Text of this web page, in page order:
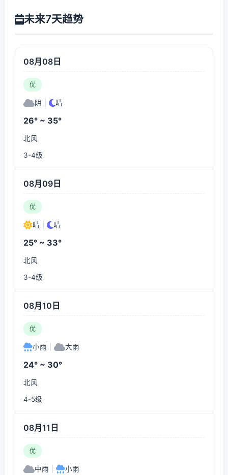
未来7天趋势
08月08日
优
阴 晴
26° ~ 35°
北风
3-4级
08月09日
优
晴 晴
25° ~ 33°
北风
3-4级
08月10日
优
小雨 大雨
24° ~ 30°
北风
4-5级
08月11日
优
中雨 小雨